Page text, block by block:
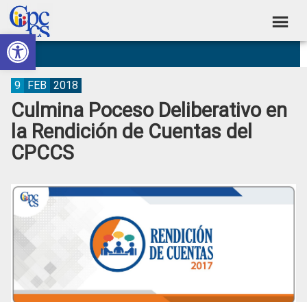
Abrir barra de herramientas
Skip
to
primary
navigation
Skip
to
main
content
Skip
to
primary
sidebar
Skip
to
footer
Consejo
de
Participación
Ciudadana
Control
Social
Construyendo
Poder
Ciudadano
Culmina Poceso Deliberativo en
la Rendición de Cuentas del
CPCCS
9 FEB 2018